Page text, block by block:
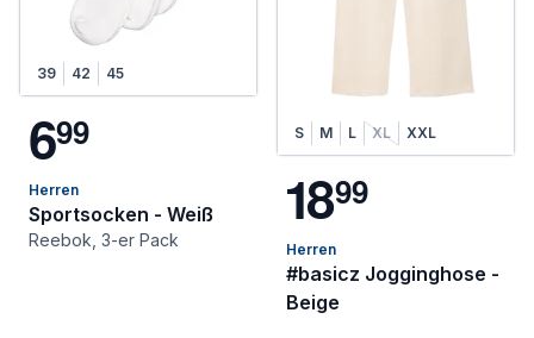
39 42 45
699
Herren
Sportsocken - Weiß
Reebok, 3-er Pack
S M L XL XXL
1899
Herren
#basicz Jogginghose -
Beige